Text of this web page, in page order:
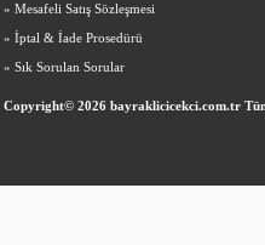
» Mesafeli Satış Sözleşmesi
» İptal & İade Prosedürü
» Sık Sorulan Sorular
Copyright© 2026 bayraklicicekci.com.tr